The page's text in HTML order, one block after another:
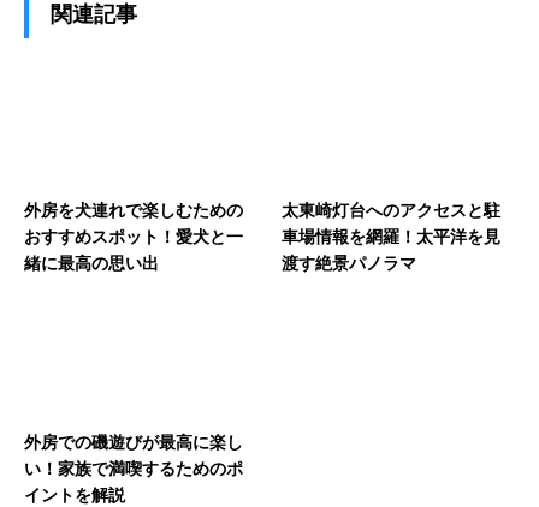
関連記事
外房を犬連れで楽しむための
おすすめスポット！愛犬と一
緒に最高の思い出
太東崎灯台へのアクセスと駐
車場情報を網羅！太平洋を見
渡す絶景パノラマ
外房での磯遊びが最高に楽し
い！家族で満喫するためのポ
イントを解説